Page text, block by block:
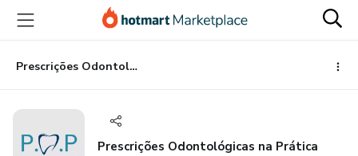
para
conteúdo
principal
para
pagamento
para
rodapé
Prescrições Odontológicas na Prática
Prescrições Odontológicas na Prática